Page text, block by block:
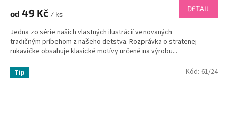
od 49 Kč / ks
DETAIL
Jedna zo série našich vlastných ilustrácií venovaných
tradičným príbehom z našeho detstva. Rozprávka o stratenej
rukavičke obsahuje klasické motívy určené na výrobu...
Tip Kód: 61/24